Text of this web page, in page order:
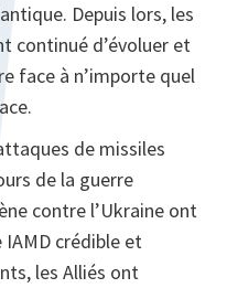
Depuis lors, les
continué d’évoluer et
face à n’importe quel
de missiles
de la guerre
contre l’Ukraine ont
IAMD crédible et
les Alliés ont